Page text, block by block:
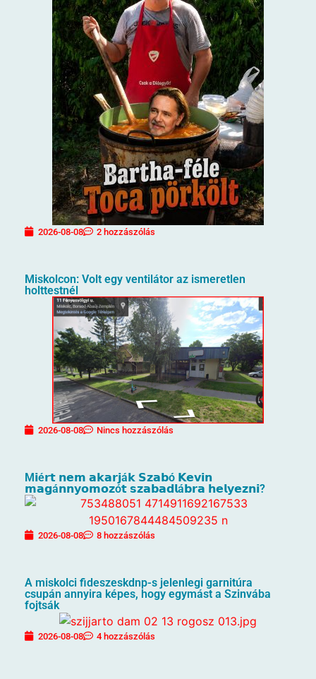
2026-08-08 2 hozzászólás
Miskolcon: Volt egy ventilátor az ismeretlen
holttestnél
2026-08-08 Nincs hozzászólás
M𝗶é𝗿𝘁 𝗻𝗲𝗺 𝗮𝗸𝗮𝗿𝗷á𝗸 𝗦𝘇𝗮𝗯ó 𝗞𝗲𝘃𝗶𝗻
𝗺𝗮𝗴á𝗻𝗻𝘆𝗼𝗺𝗼𝘇ó𝘁 𝘀𝘇𝗮𝗯𝗮𝗱𝗹á𝗯𝗿𝗮 𝗵𝗲𝗹𝘆𝗲𝘇𝗻𝗶?
2026-08-08 8 hozzászólás
A miskolci fideszeskdnp-s jelenlegi garnitúra
csupán annyira képes, hogy egymást a Szinvába
fojtsák
2026-08-08 4 hozzászólás